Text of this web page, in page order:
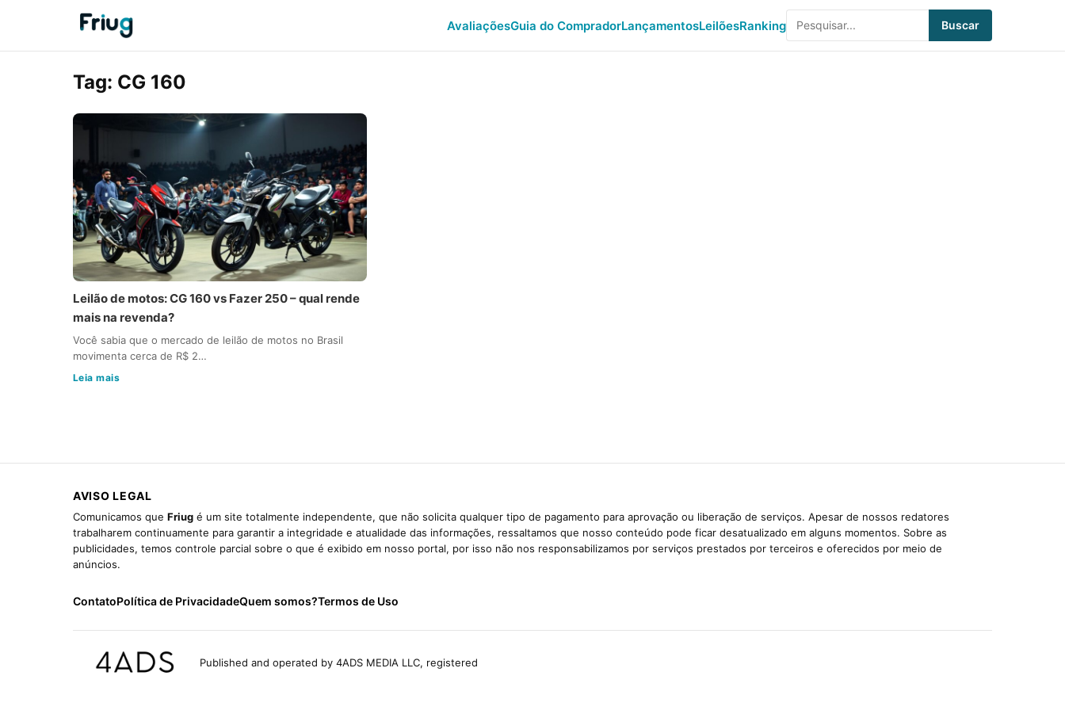
AvaliaçõesGuia do CompradorLançamentosLeilõesRanking Buscar
Tag: CG 160
Leilão de motos: CG 160 vs Fazer 250 – qual rende
mais na revenda?
Você sabia que o mercado de leilão de motos no Brasil
movimenta cerca de R$ 2…
Leia mais
AVISO LEGAL
Comunicamos que Friug é um site totalmente independente, que não solicita qualquer tipo de pagamento para aprovação ou liberação de serviços. Apesar de nossos redatores
trabalharem continuamente para garantir a integridade e atualidade das informações, ressaltamos que nosso conteúdo pode ficar desatualizado em alguns momentos. Sobre as
publicidades, temos controle parcial sobre o que é exibido em nosso portal, por isso não nos responsabilizamos por serviços prestados por terceiros e oferecidos por meio de
anúncios.
ContatoPolítica de PrivacidadeQuem somos?Termos de Uso
Published and operated by 4ADS MEDIA LLC, registered